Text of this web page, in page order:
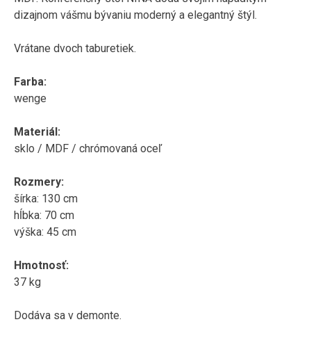
dizajnom vášmu bývaniu moderný a elegantný štýl.
Vrátane dvoch taburetiek.
Farba:
wenge
Materiál:
sklo / MDF / chrómovaná oceľ
Rozmery:
šírka: 130 cm
hĺbka: 70 cm
výška: 45 cm
Hmotnosť:
37 kg
Dodáva sa v demonte.